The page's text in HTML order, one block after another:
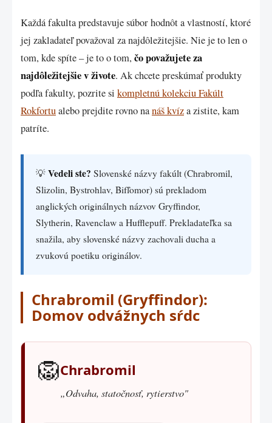
Každá fakulta predstavuje súbor hodnôt a vlastností, ktoré
jej zakladateľ považoval za najdôležitejšie. Nie je to len o
tom, kde spíte – je to o tom, čo považujete za
najdôležitejšie v živote. Ak chcete preskúmať produkty
podľa fakulty, pozrite si kompletnú kolekciu Fakúlt
Rokfortualebo prejdite rovno nanáš kvíza zistite, kam
patríte.
💡 Vedeli ste? Slovenské názvy fakúlt (Chrabromil,
Slizolin, Bystrohlav, Bifľomor) sú prekladom
anglických originálnych názvov Gryffindor,
Slytherin, Ravenclaw a Hufflepuff. Prekladateľka sa
snažila, aby slovenské názvy zachovali ducha a
zvukovú poetiku originálov.
Chrabromil (Gryffindor):
Domov odvážnych sŕdc
🦁Chrabromil
„Odvaha, statočnosť, rytierstvo"